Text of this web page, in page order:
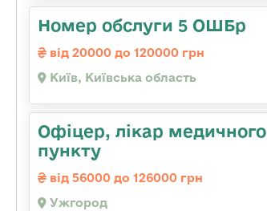
Номер обслуги 5 ОШБр
від 20000 до 120000 грн
Київ, Київська область
Офіцер, лікар медичного
пункту
від 56000 до 126000 грн
Ужгород